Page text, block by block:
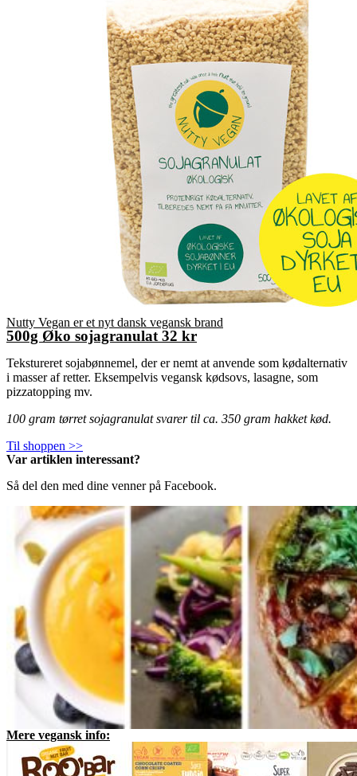
Nutty Vegan er et nyt dansk vegansk brand
500g Øko sojagranulat 32 kr
Tekstureret sojabønnemel, der er nemt at anvende som kødalternativ
i masser af retter. Eksempelvis vegansk kødsovs, lasagne, som
pizzatopping mv.
100 gram tørret sojagranulat svarer til ca. 350 gram hakket kød.
Til shoppen >>
Var artiklen interessant?
Så del den med dine venner på Facebook.
Mere vegansk info: